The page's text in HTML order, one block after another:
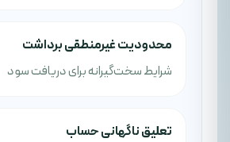
محدودیت غیرمنطقی برداشت
شرایط سخت‌گیرانه برای دریافت سود
تعلیق ناگهانی حساب